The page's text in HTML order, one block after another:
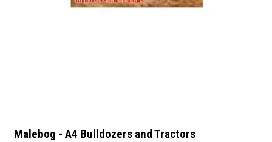
Malebog - A4 Bulldozers and Tractors